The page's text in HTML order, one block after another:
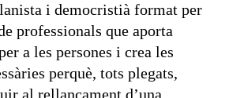
i democristià format per
professionals que aporta
a les persones i crea les
perquè, tots plegats,
al rellançament d’una